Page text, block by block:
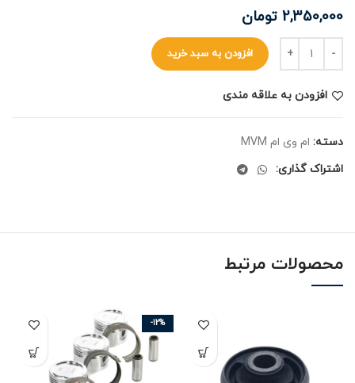
2,350,000 تومان
افزودن به سبد خرید
افزودن به علاقه مندی
دسته: ام وی ام MVM
اشتراک گذاری:
محصولات مرتبط
-12%